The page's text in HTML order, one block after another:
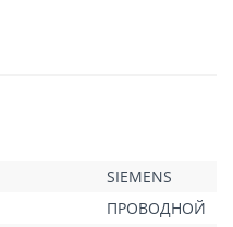
1К;
шурупов, путем
SIEMENS
ПРОВОДНОЙ